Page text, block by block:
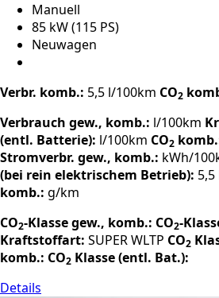
Manuell
85 kW (115 PS)
Neuwagen
Verbr. komb.: 5,5 l/100km CO2
Verbrauch gew., komb.: l/100km
(entl. Batterie): l/100km CO2
Stromverbr. gew., komb.: kWh/
(bei rein elektrischem Betrieb):
komb.: g/km
CO2-Klasse gew., komb.: CO2-
Kraftstoffart: SUPERWLTP CO2
komb.: CO2 Klasse (entl. Bat.):
Details